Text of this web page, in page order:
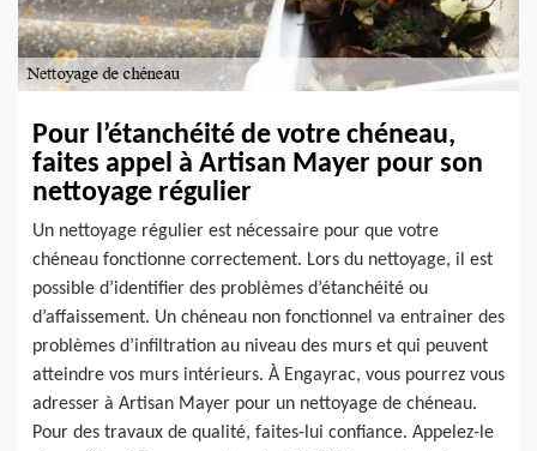
Pour l’étanchéité de votre chéneau,
faites appel à Artisan Mayer pour son
nettoyage régulier
Un nettoyage régulier est nécessaire pour que votre
chéneau fonctionne correctement. Lors du nettoyage, il est
possible d’identifier des problèmes d’étanchéité ou
d’affaissement. Un chéneau non fonctionnel va entrainer des
problèmes d’infiltration au niveau des murs et qui peuvent
atteindre vos murs intérieurs. À Engayrac, vous pourrez vous
adresser à Artisan Mayer pour un nettoyage de chéneau.
Pour des travaux de qualité, faites-lui confiance. Appelez-le